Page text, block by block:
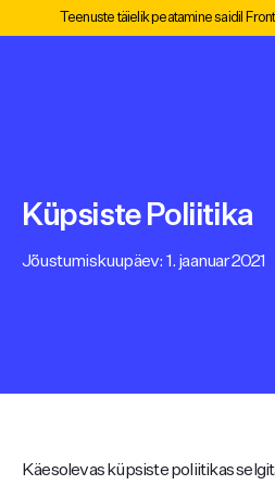
Teenuste täielik peatamine saidil
Küpsiste Poliitika
Jõustumiskuupäev: 1. jaanuar 2021
Käesolevas küpsiste poliitikas